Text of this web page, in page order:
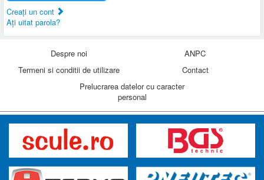
Creaţi un cont
Aţi uitat parola?
Despre noi
ANPC
Termeni si conditii de utilizare
Contact
Prelucrarea datelor cu caracter
personal